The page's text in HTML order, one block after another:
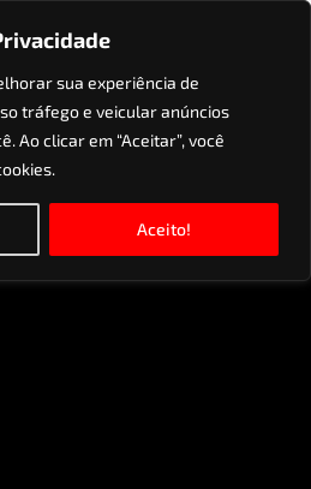
sua experiência de
tráfego e veicular anúncios
Ao clicar em “Aceitar”, você
Aceito!
A5